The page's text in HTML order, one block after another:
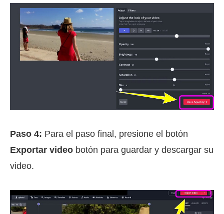
Paso 4: Para el paso final, presione el botón
Exportar video botón para guardar y descargar su
video.